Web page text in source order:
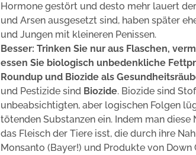
Hormone gestört und desto mehr lauert
und Arsen ausgesetzt sind, haben später
und Jungen mit kleineren Penissen.
Besser: Trinken Sie nur aus Flaschen,
essen Sie biologisch unbedenkliche
Roundup und Biozide als
und Pestizide sind Biozide. Biozide sind
unbeabsichtigten, aber logischen Folgen
tötenden Substanzen ein. Indem man
das Fleisch der Tiere isst, die durch ihre
Monsanto (Bayer!) und Produkte von